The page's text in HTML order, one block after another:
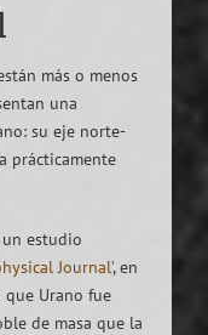
más o menos
una
su eje norte-
prácticamente
estudio
Journal’, en
que Urano fue
de masa que la